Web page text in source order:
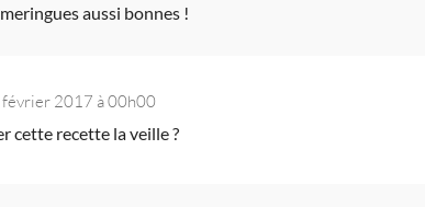
meringues aussi bonnes !
février 2017 à 00h00
cette recette la veille ?